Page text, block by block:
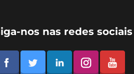
nos nas redes sociais